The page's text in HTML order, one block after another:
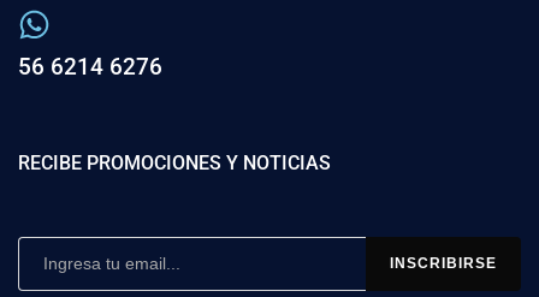
56 6214 6276
RECIBE PROMOCIONES Y NOTICIAS